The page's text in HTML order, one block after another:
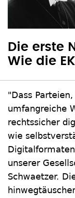
Die erste
Wie die
"Dass
umfangreiche
rechtssicher
wie
unserer
Schwaetzer.